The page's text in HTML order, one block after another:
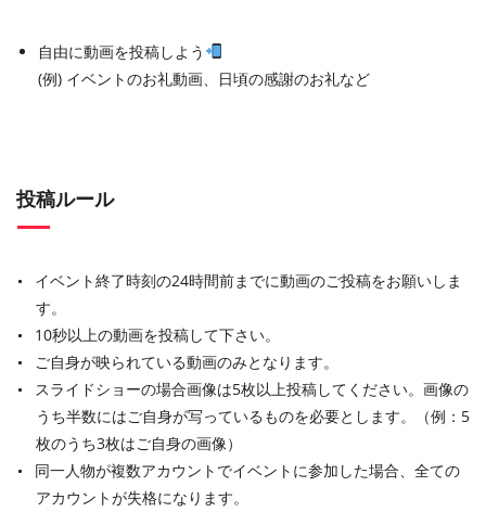
自由に動画を投稿しよう
(例) イベントのお礼動画、日頃の感謝のお礼など
投稿ルール
イベント終了時刻の24時間前までに動画のご投稿をお願いしま
す。
10秒以上の動画を投稿して下さい。
ご自身が映られている動画のみとなります。
スライドショーの場合画像は5枚以上投稿してください。画像の
うち半数にはご自身が写っているものを必要とします。（例：5
枚のうち3枚はご自身の画像）
同一人物が複数アカウントでイベントに参加した場合、全ての
アカウントが失格になります。